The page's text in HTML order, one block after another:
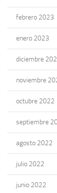
febrero 2023
enero 2023
diciembre
noviembre
octubre 2022
septiembre
agosto 2022
julio 2022
junio 2022